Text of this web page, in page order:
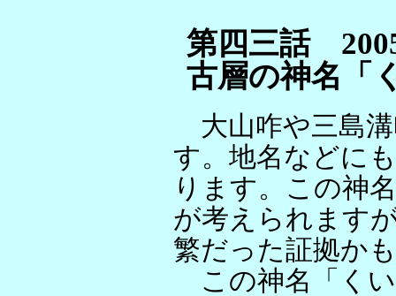
第四三話
古層の神名「
大山咋や三島
す。地名などに
ります。この神
が考えられます
繁だった証拠か
この神名「く